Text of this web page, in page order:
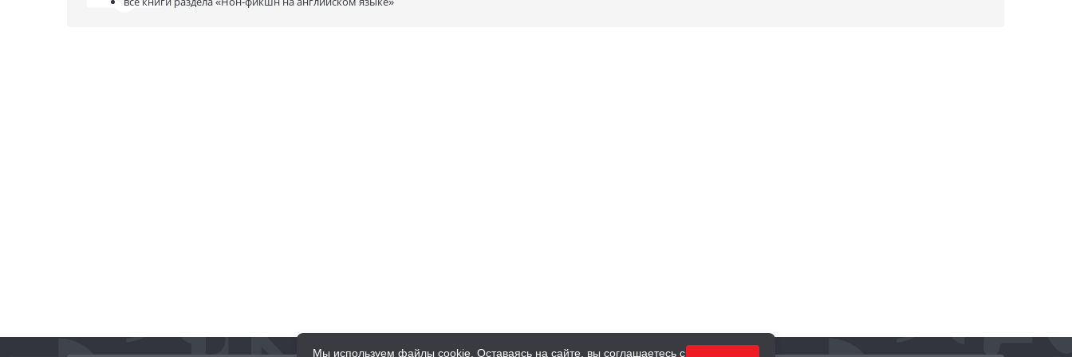
Мы используем файлы cookie. Оставаясь на сайте, вы соглашаетесь с